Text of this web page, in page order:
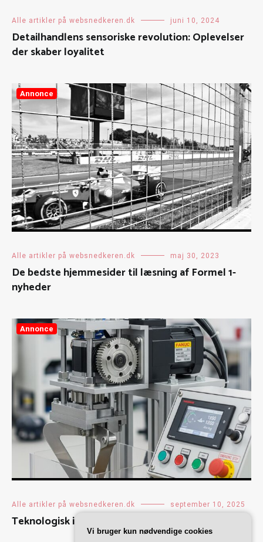
Alle artikler på websnedkeren.dk juni 10, 2024
Detailhandlens sensoriske revolution: Oplevelser
der skaber loyalitet
Annonce
Alle artikler på websnedkeren.dk maj 30, 2023
De bedste hjemmesider til læsning af Formel 1-
nyheder
Annonce
Alle artikler på websnedkeren.dk september 10, 2025
Teknologisk innovation i fødevarebranchen
Vi bruger kun nødvendige cookies